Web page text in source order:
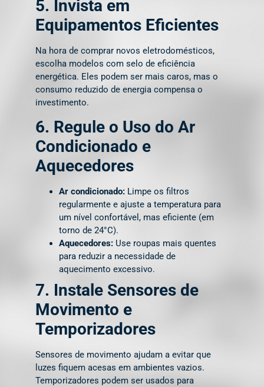
5. Invista em
Equipamentos Eficientes
Na hora de comprar novos eletrodomésticos,
escolha modelos com selo de eficiência
energética. Eles podem ser mais caros, mas o
consumo reduzido de energia compensa o
investimento.
6. Regule o Uso do Ar
Condicionado e
Aquecedores
Ar condicionado: Limpe os filtros
regularmente e ajuste a temperatura para
um nível confortável, mas eficiente (em
torno de 24°C).
Aquecedores: Use roupas mais quentes
para reduzir a necessidade de
aquecimento excessivo.
7. Instale Sensores de
Movimento e
Temporizadores
Sensores de movimento ajudam a evitar que
luzes fiquem acesas em ambientes vazios.
Temporizadores podem ser usados para